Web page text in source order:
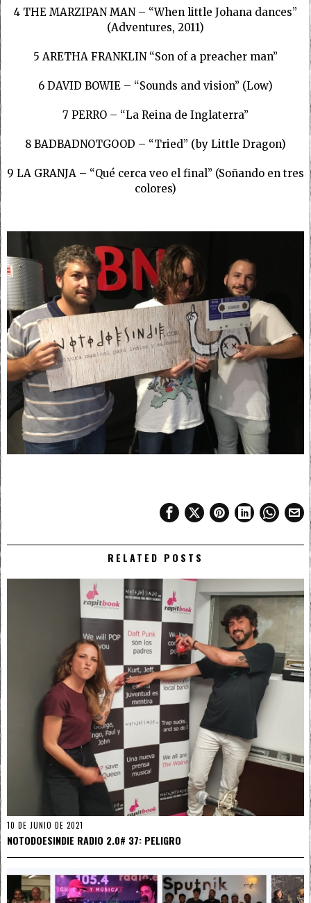
4 THE MARZIPAN MAN – “When little Johana dances”
(Adventures, 2011)
5 ARETHA FRANKLIN “Son of a preacher man”
6 DAVID BOWIE – “Sounds and vision” (Low)
7 PERRO – “La Reina de Inglaterra”
8 BADBADNOTGOOD – “Tried” (by Little Dragon)
9 LA GRANJA – “Qué cerca veo el final” (Soñando en tres
colores)
RELATED POSTS
10 DE JUNIO DE 2021
NOTODOESINDIE RADIO 2.0# 37: PELIGRO